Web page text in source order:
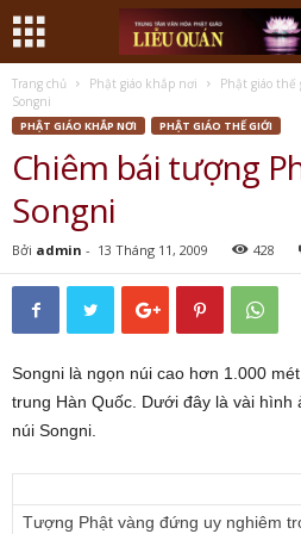
Trang chủ Phật giáo khắp nơi Phật giáo thế
Songni
PHẬT GIÁO KHẮP NƠI PHẬT GIÁO THẾ GIỚI
Chiêm bái tượng
Songni
Bởi admin - 13 Tháng 11, 2009 428
Songni là ngọn núi cao hơn 1.000
trung Hàn Quốc. Dưới đây là vài
núi Songni.
Tượng Phật vàng đứng uy nghiêm